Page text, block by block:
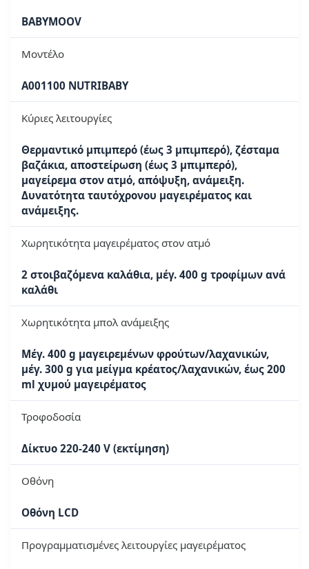
BABYMOOV
Μοντέλο
A001100 NUTRIBABY
Κύριες λειτουργίες
Θερμαντικό μπιμπερό (έως 3 μπιμπερό), ζέσταμα
βαζάκια, αποστείρωση (έως 3 μπιμπερό),
μαγείρεμα στον ατμό, απόψυξη, ανάμειξη.
Δυνατότητα ταυτόχρονου μαγειρέματος και
ανάμειξης.
Χωρητικότητα μαγειρέματος στον ατμό
2 στοιβαζόμενα καλάθια, μέγ. 400 g τροφίμων ανά
καλάθι
Χωρητικότητα μπολ ανάμειξης
Μέγ. 400 g μαγειρεμένων φρούτων/λαχανικών,
μέγ. 300 g για μείγμα κρέατος/λαχανικών, έως 200
ml χυμού μαγειρέματος
Τροφοδοσία
Δίκτυο 220-240 V (εκτίμηση)
Οθόνη
Οθόνη LCD
Προγραμματισμένες λειτουργίες μαγειρέματος